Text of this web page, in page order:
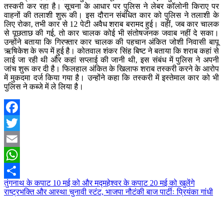
तस्करी कर रहा है। सूचना के आधार पर पुलिस ने लेबर कॉलोनी किराए पर
वाहनों की तलाशी शुरू की। इस दौरान संबंधित कार को पुलिस ने तलाशी के
लिए रोका, तभी कार से 12 पेटी अवैध शराब बरामद हुई। वहीं, जब कार चालक
से पूछताछ की गई, तो कार चालक कोई भी संतोषजनक जवाब नहीं दे सका।
उन्होंने बताया कि गिरफ्तार कार चालक की पहचान अंकित जोशी निवासी बापू
ऋषिकेश के रूप में हुई है। कोतवाल शंकर सिंह बिष्ट ने बताया कि शराब कहां से
लाई जा रही थी और कहां सप्लाई की जानी थी, इस संबंध में पुलिस ने अपनी
जांच शुरू कर दी है। फिलहाल अंकित के खिलाफ शराब तस्करी करने के आरोप
में मुकदमा दर्ज किया गया है। उन्होंने कहा कि तस्करी में इस्तेमाल कार को भी
पुलिस ने कब्जे में ले लिया है।
Facebook
Twitter
Email
WhatsApp
Share
Post
navigation
तुंगनाथ के कपाट 10 मई को और मद्महेश्वर के कपाट 20 मई को खुलेंगे
राष्ट्रभक्ति और आस्था चुनावी स्टंट, भाजपा नौटंकी बाज पार्टीः प्रियंका गांधी